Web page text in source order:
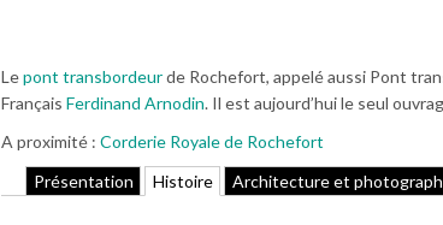
Lepont transbordeurde Rochefort, appelé aussi Pont
Français Ferdinand Arnodin. Il est aujourd’hui le seul
A proximité : Corderie Royale de Rochefort
Présentation
Histoire Architecture et